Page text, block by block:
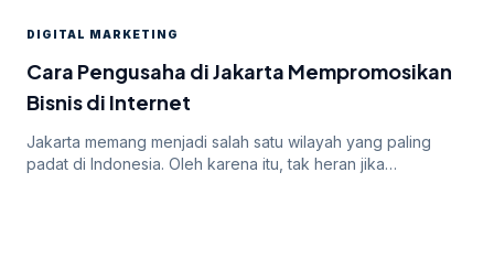
menghadapi tantangan dalam mendapatkan persetujuan
iklan mereka. Dalam artikel ini, kita akan membahas
mengapa […]
DIGITAL MARKETING
Cara Pengusaha di Jakarta Mempromosikan
Bisnis di Internet
Jakarta memang menjadi salah satu wilayah yang paling
padat di Indonesia. Oleh karena itu, tak heran jika